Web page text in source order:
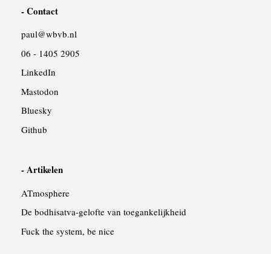
website
Contact
paul@wbvb.nl
06 - 1405 2905
LinkedIn
Mastodon
Bluesky
Github
Artikelen
ATmosphere
De bodhisatva-gelofte van toegankelijkheid
Fuck the system, be nice